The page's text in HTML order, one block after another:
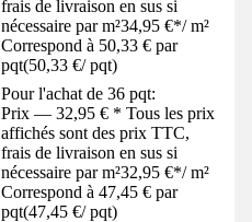
frais de livraison en sus si
nécessaire par m²34,95 €*/ m²
Correspond à 50,33 € par
pqt(50,33 €/ pqt)
Pour l'achat de 36 pqt:
Prix — 32,95 € * Tous les prix
affichés sont des prix TTC,
frais de livraison en sus si
nécessaire par m²32,95 €*/ m²
Correspond à 47,45 € par
pqt(47,45 €/ pqt)